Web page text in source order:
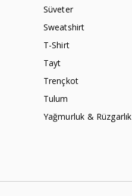
Süveter
Sweatshirt
T-Shirt
Tayt
Trençkot
Tulum
Yağmurluk & Rüzgarlık